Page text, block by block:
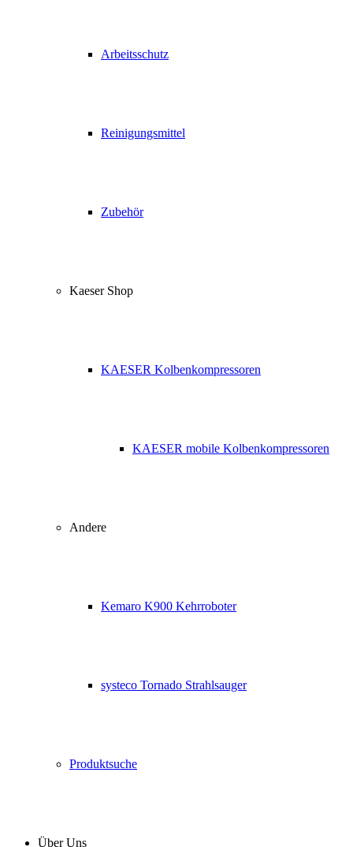
Arbeitsschutz
Reinigungsmittel
Zubehör
Kaeser Shop
KAESER Kolbenkompressoren
KAESER mobile Kolbenkompressoren
Andere
Kemaro K900 Kehrroboter
systeco Tornado Strahlsauger
Produktsuche
Über Uns